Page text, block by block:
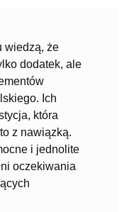
wiedzą, że
dodatek, ale
Ich
która
z nawiązką.
i jednolite
oczekiwania